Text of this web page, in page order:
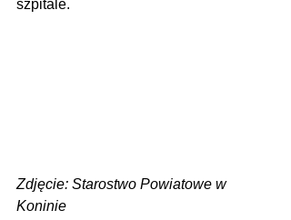
szpitale.
Zdjęcie: Starostwo Powiatowe w
Koninie